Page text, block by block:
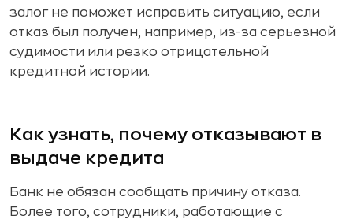
залог не поможет исправить ситуацию, если
отказ был получен, например, из-за серьезной
судимости или резко отрицательной
кредитной истории.
Как узнать, почему отказывают в
выдаче кредита
Банк не обязан сообщать причину отказа.
Более того, сотрудники, работающие с